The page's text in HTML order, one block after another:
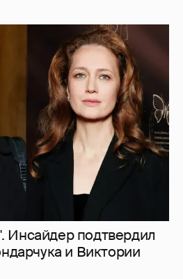
Инсайдер подтвердил
и Виктории